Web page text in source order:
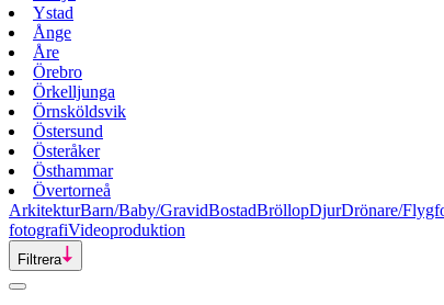
Ystad
Ånge
Åre
Örebro
Örkelljunga
Örnsköldsvik
Östersund
Österåker
Östhammar
Övertorneå
ArkitekturBarn/Baby/GravidBostadBröllopDjurDrönare/
fotografiVideoproduktion
Filtrera